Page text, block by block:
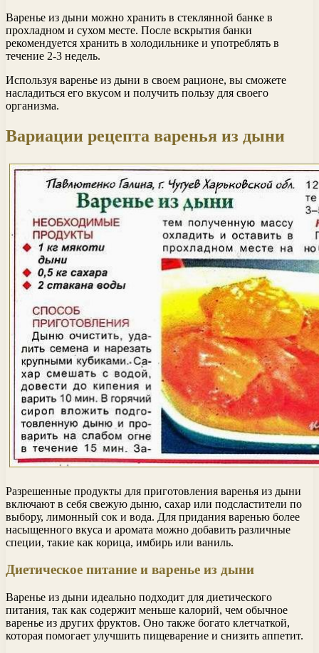
Варенье из дыни можно хранить в стеклянной банке в
прохладном и сухом месте. После вскрытия банки
рекомендуется хранить в холодильнике и употреблять в
течение 2-3 недель.
Используя варенье из дыни в своем рационе, вы сможете
насладиться его вкусом и получить пользу для своего
организма.
Вариации рецепта варенья из дыни
Разрешенные продукты для приготовления варенья из дыни
включают в себя свежую дыню, сахар или подсластители по
выбору, лимонный сок и вода. Для придания варенью более
насыщенного вкуса и аромата можно добавить различные
специи, такие как корица, имбирь или ваниль.
Диетическое питание и варенье из дыни
Варенье из дыни идеально подходит для диетического
питания, так как содержит меньше калорий, чем обычное
варенье из других фруктов. Оно также богато клетчаткой,
которая помогает улучшить пищеварение и снизить аппетит.